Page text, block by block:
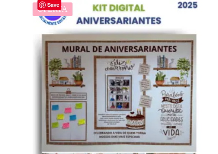
Save
OFERTA